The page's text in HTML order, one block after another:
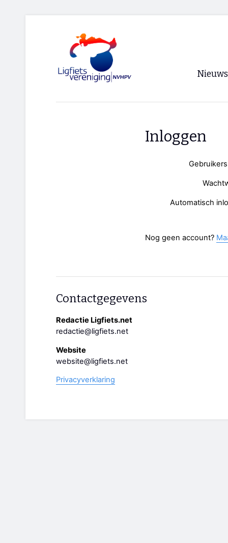
Nieuws
Inloggen
Automatisch
Nog geen account?
Contactgegevens
Redactie Ligfiets.net
redactie@ligfiets.net
Website
website@ligfiets.net
Privacyverklaring